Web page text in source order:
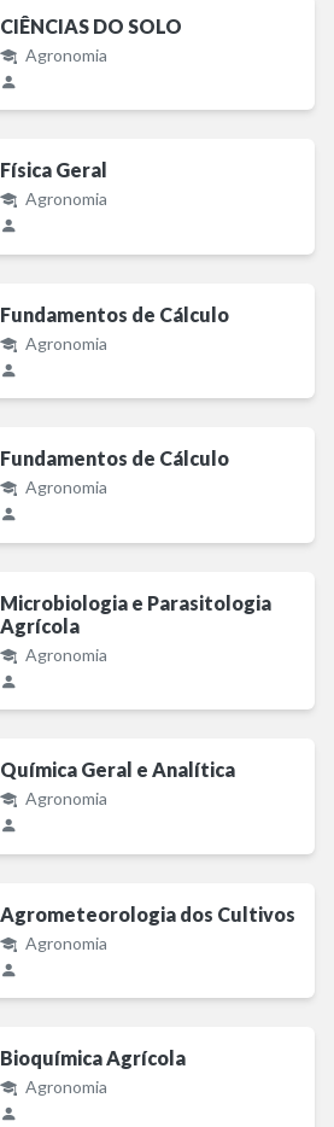
CIÊNCIAS DO SOLO
Agronomia
Física Geral
Agronomia
Fundamentos de Cálculo
Agronomia
Fundamentos de Cálculo
Agronomia
Microbiologia e Parasitologia
Agrícola
Agronomia
Química Geral e Analítica
Agronomia
Agrometeorologia dos Cultivos
Agronomia
Bioquímica Agrícola
Agronomia